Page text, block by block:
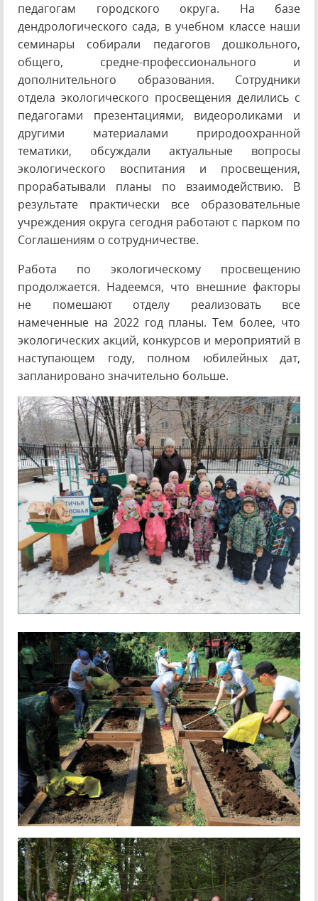
педагогам городского округа. На базе
дендрологического сада, в учебном классе наши
семинары собирали педагогов дошкольного,
общего, средне-профессионального и
дополнительного образования. Сотрудники
отдела экологического просвещения делились с
педагогами презентациями, видеороликами и
другими материалами природоохранной
тематики, обсуждали актуальные вопросы
экологического воспитания и просвещения,
прорабатывали планы по взаимодействию. В
результате практически все образовательные
учреждения округа сегодня работают с парком по
Соглашениям о сотрудничестве.
Работа по экологическому просвещению
продолжается. Надеемся, что внешние факторы
не помешают отделу реализовать все
намеченные на 2022 год планы. Тем более, что
экологических акций, конкурсов и мероприятий в
наступающем году, полном юбилейных дат,
запланировано значительно больше.